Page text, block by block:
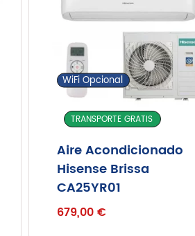
WiFi Opcional
TRANSPORTE GRATIS
Aire Acondicionado
Hisense Brissa
CA25YR01
679,00€